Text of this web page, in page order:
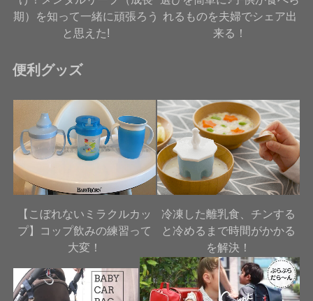
期）を知って一緒に頑張ろう
と思えた!
れるものを夫婦でシェア出
来る！
便利グッズ
【こぼれないミラクルカッ
プ】コップ飲みの練習って
大変！
冷凍した離乳食、チンする
と冷めるまで時間がかかる
を解決！